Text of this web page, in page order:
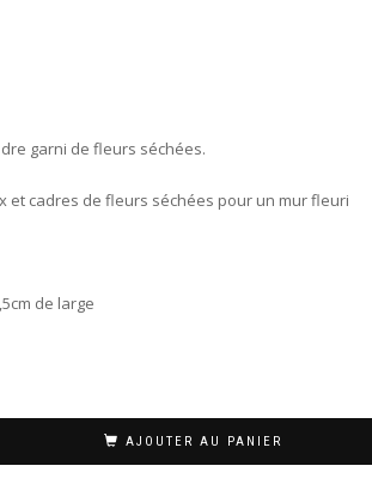
garni de fleurs séchées.
et cadres de fleurs séchées pour un mur fleuri
de large
AJOUTER AU PANIER